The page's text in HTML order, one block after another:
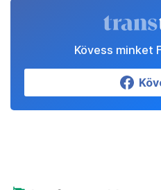
Kövess minket